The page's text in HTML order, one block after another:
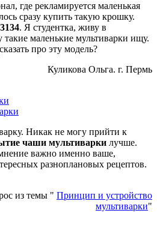
где рекламируется маленькая
сразу купить такую крошку.
. Я студентка, живу в
маленькие мультиварки ищу.
про эту модель?
Куликова Ольга. г. Пермь
Никак не могу прийти к
чаши мультиварки лучше.
важно именно ваше,
разноплановых рецептов.
из темы " Принцип и устройство
мультиварки"